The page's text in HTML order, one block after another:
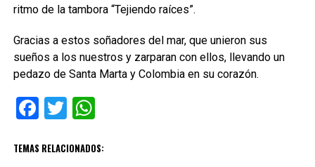
ritmo de la tambora “Tejiendo raíces”.
Gracias a estos soñadores del mar, que unieron sus
sueños a los nuestros y zarparan con ellos, llevando un
pedazo de Santa Marta y Colombia en su corazón.
Facebook
TwitterWhatsApp
TEMAS RELACIONADOS: